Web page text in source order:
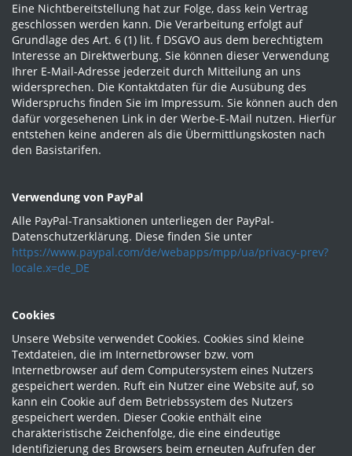
Eine Nichtbereitstellung hat zur Folge, dass kein Vertrag
geschlossen werden kann. Die Verarbeitung erfolgt auf
Grundlage des Art. 6 (1) lit. f DSGVO aus dem berechtigtem
Interesse an Direktwerbung. Sie können dieser Verwendung
Ihrer E-Mail-Adresse jederzeit durch Mitteilung an uns
widersprechen. Die Kontaktdaten für die Ausübung des
Widerspruchs finden Sie im Impressum. Sie können auch den
dafür vorgesehenen Link in der Werbe-E-Mail nutzen. Hierfür
entstehen keine anderen als die Übermittlungskosten nach
den Basistarifen.
Verwendung von PayPal
Alle PayPal-Transaktionen unterliegen der PayPal-
Datenschutzerklärung. Diese finden Sie unter
https://www.paypal.com/de/webapps/mpp/ua/privacy-prev?
locale.x=de_DE
Cookies
Unsere Website verwendet Cookies. Cookies sind kleine
Textdateien, die im Internetbrowser bzw. vom
Internetbrowser auf dem Computersystem eines Nutzers
gespeichert werden. Ruft ein Nutzer eine Website auf, so
kann ein Cookie auf dem Betriebssystem des Nutzers
gespeichert werden. Dieser Cookie enthält eine
charakteristische Zeichenfolge, die eine eindeutige
Identifizierung des Browsers beim erneuten Aufrufen der